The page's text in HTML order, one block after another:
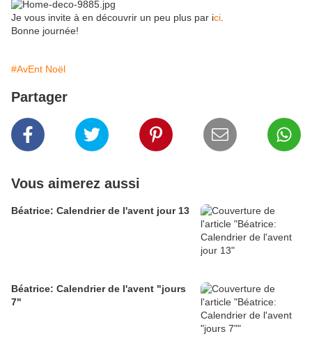
Je vous invite à en découvrir un peu plus par ici
Bonne journée!
#AvEnt Noël
Partager
Vous aimerez aussi
Béatrice: Calendrier de l'avent jour 13
Béatrice: Calendrier de l'avent "jours
7"